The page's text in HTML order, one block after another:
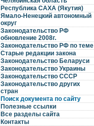
Республика САХА (Якутия)
Ямало-Ненецкий автономный
округ
Законодательство РФ
обновление 2008г.
Законодательство РФ по теме
Старые редакции закона
Законодательство Беларуси
Законодательство Украины
Законодательство СССР
Законодательство других
стран
Поиск документа по сайту
Полезные ссылки
Все разделы сайта
Контакты